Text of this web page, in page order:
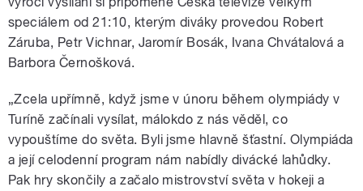
speciálem od 21:10, kterým diváky provedou Robert
Záruba, Petr Vichnar, Jaromír Bosák, Ivana Chvátalová a
Barbora Černošková.
„Zcela upřímně, když jsme v únoru během olympiády v
Turíně začínali vysílat, málokdo z nás věděl, co
vypouštíme do světa. Byli jsme hlavně šťastní. Olympiáda
a její celodenní program nám nabídly divácké lahůdky.
Pak hry skončily a začalo mistrovství světa v hokeji a